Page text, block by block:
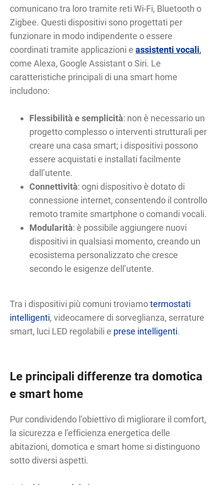
comunicano tra loro tramite reti Wi-Fi, Bluetooth o
Zigbee. Questi dispositivi sono progettati per
funzionare in modo indipendente o essere
coordinati tramite applicazioni eassistenti vocali,
come Alexa, Google Assistant o Siri. Le
caratteristiche principali di una smart home
includono:
Flessibilità e semplicità: non è necessario un
progetto complesso o interventi strutturali per
creare una casa smart; i dispositivi possono
essere acquistati e installati facilmente
dall’utente.
Connettività: ogni dispositivo è dotato di
connessione internet, consentendo il controllo
remoto tramite smartphone o comandi vocali.
Modularità: è possibile aggiungere nuovi
dispositivi in qualsiasi momento, creando un
ecosistema personalizzato che cresce
secondo le esigenze dell’utente.
Tra i dispositivi più comuni troviamotermostati
intelligenti, videocamere di sorveglianza, serrature
smart, luci LED regolabili e prese intelligenti.
Le principali differenze tra domotica
e smart home
Pur condividendo l’obiettivo di migliorare il comfort,
la sicurezza e l’efficienza energetica delle
abitazioni, domotica e smart home si distinguono
sotto diversi aspetti.